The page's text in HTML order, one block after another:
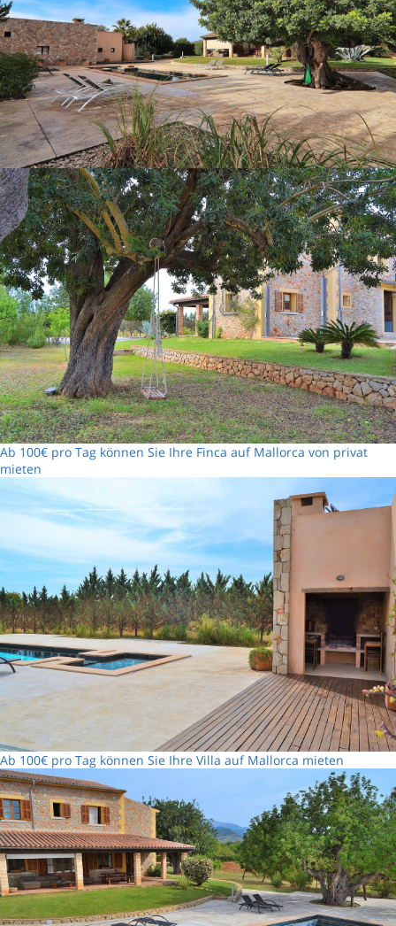
Ab 100€ pro Tag können Sie Ihre Finca auf Mallorca von privat
mieten
Ab 100€ pro Tag können Sie Ihre Villa auf Mallorca mieten